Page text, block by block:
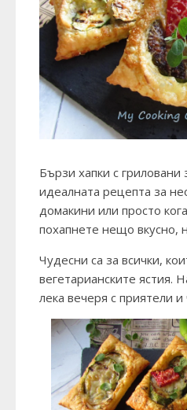
Бързи хапки с гриловани
идеалната рецепта за
домакини или просто
похапнете нещо вкусно,
Чудесни са за всички,
вегетарианските ястия.
лека вечеря с приятели